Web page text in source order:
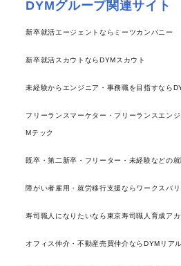
DYMグループ関連サイト
新卒就活エージェントならミーツカンパニー
新卒就活スカウトならDYMスカウト
未経験からエンジニア・事務職を目指すなら
フリーランスマーケター・フリーランスエン
Mテック
既卒・第二新卒・フリーター・未経験などの
障がい者雇用・就労移行支援ならワークスバ
寿司職人になりたいなら東京寿司職人育成アカ
オフィス仲介・不動産売買仲介ならDYMリア